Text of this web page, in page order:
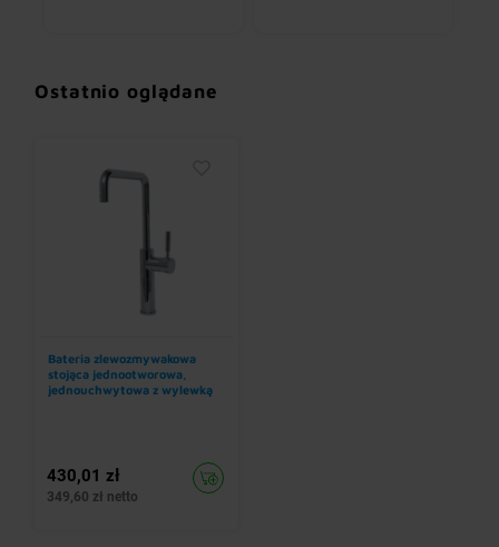
Ostatnio oglądane
Bateria zlewozmywakowa
stojąca jednootworowa,
jednouchwytowa z wylewką
430,01 zł
349,60 zł netto